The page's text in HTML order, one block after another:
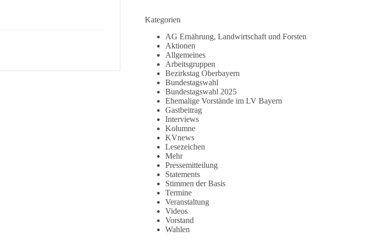
Kategorien
AG Ernährung, Landwirtschaft und Forsten
Aktionen
Allgemeines
Arbeitsgruppen
Bezirkstag Oberbayern
Bundestagswahl
Bundestagswahl 2025
Ehemalige Vorstände im LV Bayern
Gastbeitrag
Interviews
Kolumne
KVnews
Lesezeichen
Mehr
Pressemitteilung
Statements
Stimmen der Basis
Termine
Veranstaltung
Videos
Vorstand
Wahlen